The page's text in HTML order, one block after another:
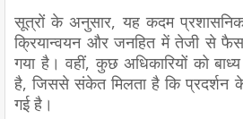
सूत्रों के अनुसार, यह कदम प्रशासनिक
क्रियान्वयन और जनहित में तेजी से
गया है। वहीं, कुछ अधिकारियों को
है, जिससे संकेत मिलता है कि प्रदर्शन के
गई है।